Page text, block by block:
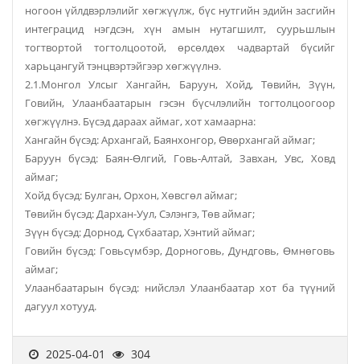
ногоон үйлдвэрлэлийг хөгжүүлж, бүс нутгийн эдийн засгийн
интеграцид нэгдсэн, хүн амын нутагшилт, суурьшлын
тогтвортой тогтолцоотой, өрсөлдөх чадвартай бүсийг
харьцангуй тэнцвэртэйгээр хөгжүүлнэ.
2.1.Монгол Улсыг Хангайн, Баруун, Хойд, Төвийн, Зүүн,
Говийн, Улаанбаатарын гэсэн бүсчлэлийн тогтолцоогоор
хөгжүүлнэ. Бүсэд дараах аймаг, хот хамаарна:
Хангайн бүсэд: Архангай, Баянхонгор, Өвөрхангай аймаг;
Баруун бүсэд: Баян-Өлгий, Говь-Алтай, Завхан, Увс, Ховд
аймаг;
Хойд бүсэд: Булган, Орхон, Хөвсгөл аймаг;
Төвийн бүсэд: Дархан-Уул, Сэлэнгэ, Төв аймаг;
Зүүн бүсэд: Дорнод, Сүхбаатар, Хэнтий аймаг;
Говийн бүсэд: Говьсүмбэр, Дорноговь, Дундговь, Өмнөговь
аймаг;
Улаанбаатарын бүсэд: нийслэл Улаанбаатар хот ба түүний
дагуул хотууд.
2025-04-01
304